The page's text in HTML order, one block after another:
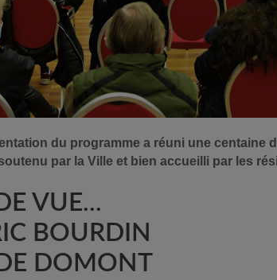
du programme a réuni une centaine
par la Ville et bien accueilli par les
VUE...
BOURDIN
DOMONT